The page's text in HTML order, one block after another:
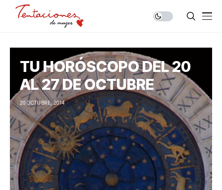
TU HORÓSCOPO DEL 20
AL 27 DE OCTUBRE
20 OCTUBRE, 2014